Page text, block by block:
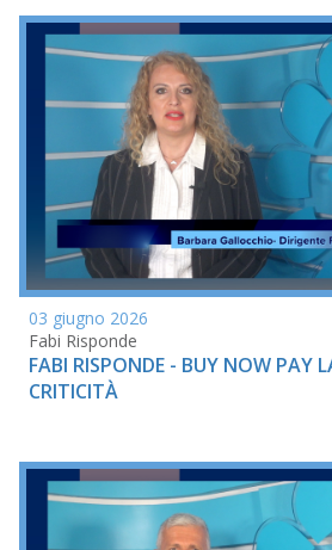
03 giugno 2026
Fabi Risponde
FABI RISPONDE - BUY NOW PAY
CRITICITÀ